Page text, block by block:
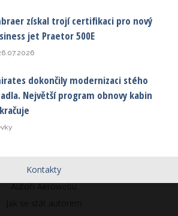
získal trojí certifikaci pro nový
jet Praetor 500E
dokončily modernizaci stého
Největší program obnovy kabin
Kontakty
Autoři Aerowebu